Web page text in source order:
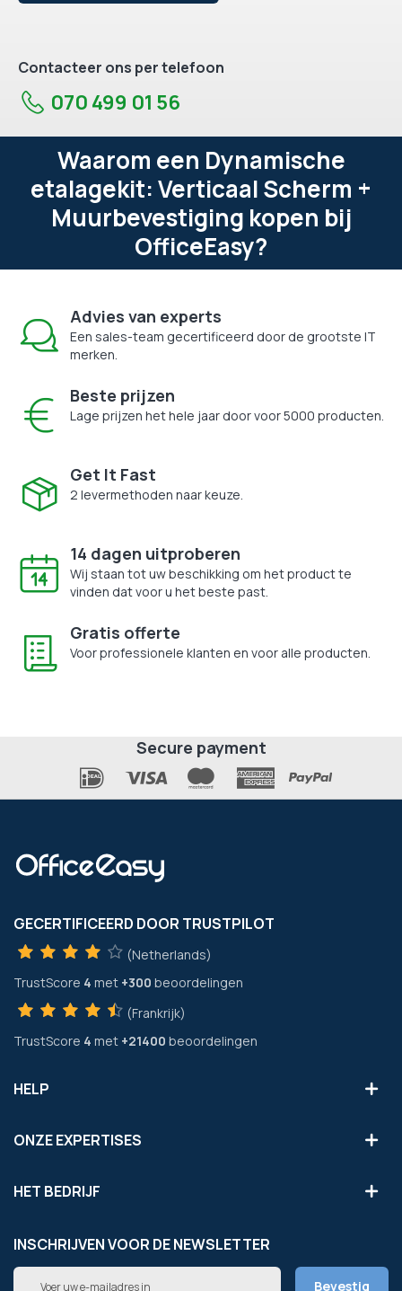
Contacteer ons per telefoon
070 499 01 56
Waarom een Dynamische
etalagekit: Verticaal Scherm +
Muurbevestiging kopen bij
OfficeEasy?
Advies van experts
Een sales-team gecertificeerd door de grootste IT
merken.
Beste prijzen
Lage prijzen het hele jaar door voor 5000 producten.
Get It Fast
2 levermethoden naar keuze.
14 dagen uitproberen
Wij staan tot uw beschikking om het product te
vinden dat voor u het beste past.
Gratis offerte
Voor professionele klanten en voor alle producten.
Secure payment
GECERTIFICEERD DOOR TRUSTPILOT
(Netherlands)
TrustScore 4 met +300 beoordelingen
(Frankrijk)
TrustScore 4 met +21400 beoordelingen
HELP
ONZE EXPERTISES
HET BEDRIJF
INSCHRIJVEN VOOR DE NEWSLETTER
Abonneer
Bevestig